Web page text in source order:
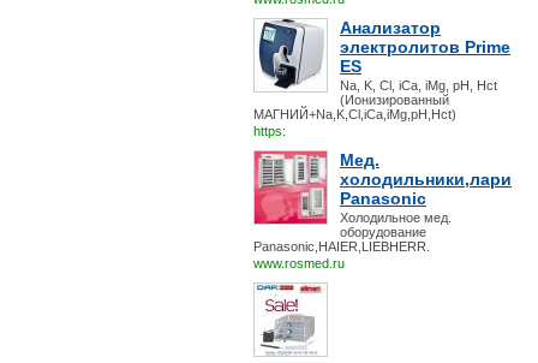
Анализатор
электролитов Prime
ES
Na, K, Cl, iCa, iMg, pH, Hct
(Ионизированный
МАГНИЙ+Na,K,Cl,iCa,iMg,pH,Hct)
https:
Мед.
холодильники,лари
Panasonic
Холодильное мед.
оборудование
Panasonic,HAIER,LIEBHERR.
www.rosmed.ru